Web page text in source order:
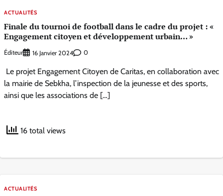
ACTUALITÉS
Finale du tournoi de football dans le cadre du projet : «
Engagement citoyen et développement urbain… »
Éditeur 16 Janvier 2024 0
Le projet Engagement Citoyen de Caritas, en collaboration avec
la mairie de Sebkha, l’inspection de la jeunesse et des sports,
ainsi que les associations de […]
16 total views
ACTUALITÉS